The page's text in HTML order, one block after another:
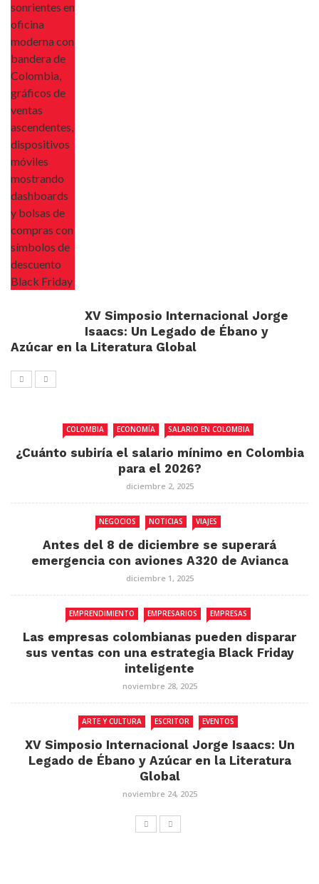
XV Simposio Internacional Jorge
Isaacs: Un Legado de Ébano y
Azúcar en la Literatura Global
COLOMBIA ECONOMÍA SALARIO EN COLOMBIA
¿Cuánto subiría el salario mínimo en Colombia
para el 2026?
diciembre 2, 2025
NEGOCIOS NOTICIAS VIAJES
Antes del 8 de diciembre se superará
emergencia con aviones A320 de Avianca
diciembre 1, 2025
EMPRENDIMIENTO EMPRESARIOS EMPRESAS
Las empresas colombianas pueden disparar
sus ventas con una estrategia Black Friday
inteligente
noviembre 28, 2025
ARTE Y CULTURA ESCRITOR EVENTOS
XV Simposio Internacional Jorge Isaacs: Un
Legado de Ébano y Azúcar en la Literatura
Global
noviembre 24, 2025